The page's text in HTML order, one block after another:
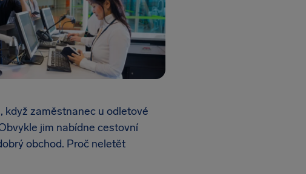
když zaměstnanec u odletové
jim nabídne cestovní
obchod. Proč neletět